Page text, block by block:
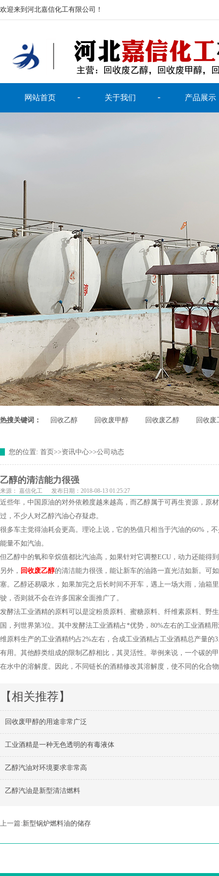
欢迎来到河北嘉信化工有限公司！
网站首页 关于我们 产品展示
热搜关键词： 回收乙醇 回收废甲醇 回收废乙醇 回收废
您的位置: 首页 >>资讯中心>>公司动态
乙醇的清洁能力很强
来源： 嘉信化工 发布日期：2018-08-13 01:25:27
近些年，中国原油的对外依赖度越来越高，而乙醇属于可再生资源，原
过，不少人对乙醇汽油心存疑虑。
很多车主觉得油耗会更高。理论上说，它的热值只相当于汽油的60%，
能量不如汽油。
但乙醇中的氧和辛烷值都比汽油高，如果针对它调整ECU，动力还能得
另外， 回收废乙醇的清洁能力很强，能让新车的油路一直光洁如新。可
塞。乙醇还易吸水，如果加完之后长时间不开车，遇上一场大雨，油箱
驶，否则就不会在许多国家全面推广了。
发酵法工业酒精的原料可以是淀粉质原料、蜜糖原料、纤维素原料、野
国，列世界第3位。其中发酵法工业酒精占*优势，80%左右的工业酒精
维原料生产的工业酒精约占2%左右，合成工业酒精占工业酒精总产量
有用。其他醇类组成的限制乙醇相比，其灵活性。举例来说，一个碳的
在水中的溶解度。因此，不同链长的酒精修改其溶解度，使不同的化合
【相关推荐】
回收废甲醇的用途非常广泛
工业酒精是一种无色透明的有毒液体
乙醇汽油对环境要求非常高
乙醇汽油是新型清洁燃料
上一篇:新型锅炉燃料油的储存